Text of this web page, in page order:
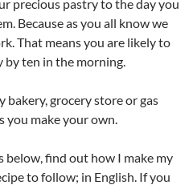
precious pastry to the day you
Because as you all know we
That means you are likely to
by ten in the morning.
bakery, grocery store or gas
you make your own.
below, find out how I make my
to follow; in English. If you